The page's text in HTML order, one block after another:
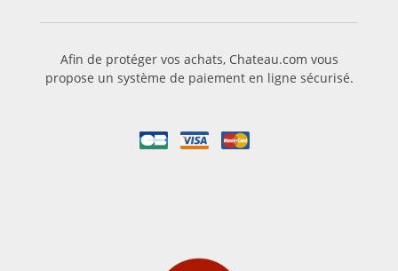
Afin de protéger vos achats, Chateau.com vous
propose un système de paiement en ligne sécurisé.